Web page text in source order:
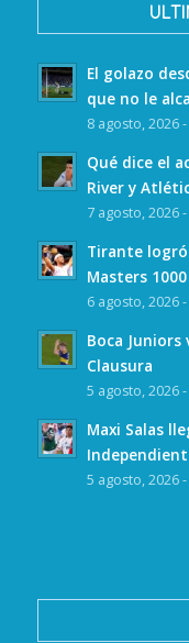
El golazo
que no le
8 agosto, 2026
Qué dice el
River y
7 agosto, 2026
Tirante
Masters
6 agosto, 2026
Boca
Clausura
5 agosto, 2026
Maxi Salas
5 agosto, 2026